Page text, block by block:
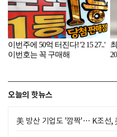
오늘의 핫뉴스
美 방산 기업도 '깜짝'… K조선,